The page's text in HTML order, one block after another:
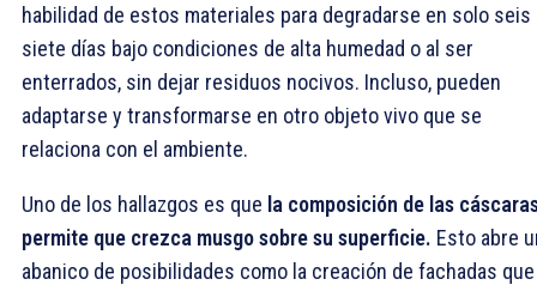
habilidad de estos materiales para degradarse en solo seis
siete días bajo condiciones de alta humedad o al ser
enterrados, sin dejar residuos nocivos. Incluso, pueden
adaptarse y transformarse en otro objeto vivo que se
relaciona con el ambiente.
Uno de los hallazgos es que la composición de las
permite que crezca musgo sobre su superficie. Esto abre
abanico de posibilidades como la creación de fachadas que